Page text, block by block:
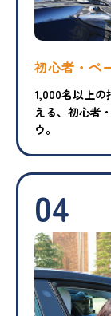
初心者・ペ
1,000名以上
える、初心者
ウ。
04